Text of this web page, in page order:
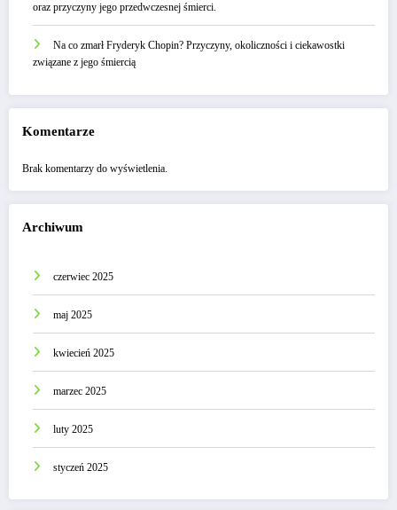
oraz przyczyny jego przedwczesnej śmierci.
Na co zmarł Fryderyk Chopin? Przyczyny, okoliczności i ciekawostki
związane z jego śmiercią
Komentarze
Brak komentarzy do wyświetlenia.
Archiwum
czerwiec 2025
maj 2025
kwiecień 2025
marzec 2025
luty 2025
styczeń 2025